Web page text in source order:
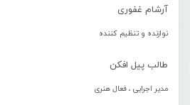
آرشام غفوری
نوازنده و تنظیم کننده
طالب پیل افکن
مدیر اجرایی ، فعال هنری